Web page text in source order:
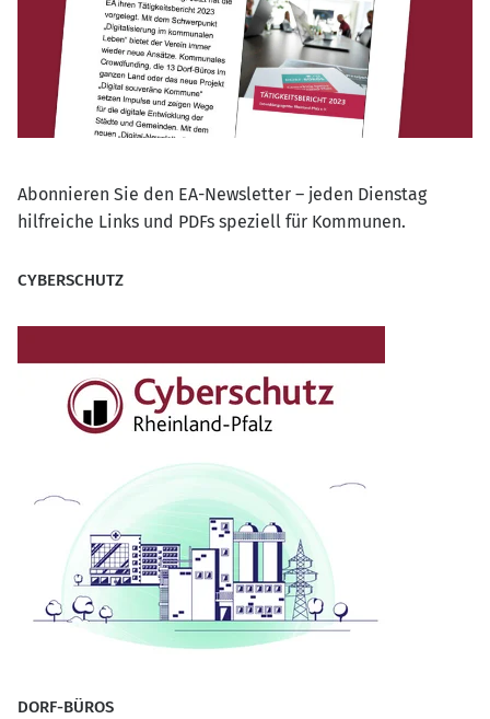
Abonnieren Sie den EA-Newsletter – jeden Dienstag
hilfreiche Links und PDFs speziell für Kommunen.
CYBERSCHUTZ
DORF-BÜROS